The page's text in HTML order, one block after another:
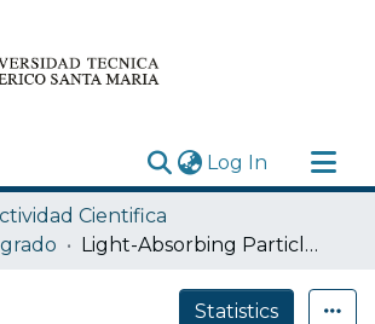
Log In (current)
Cientifica
Light-Absorbing Particles and their contribution to the snow melt in the Central Andes
Statistics